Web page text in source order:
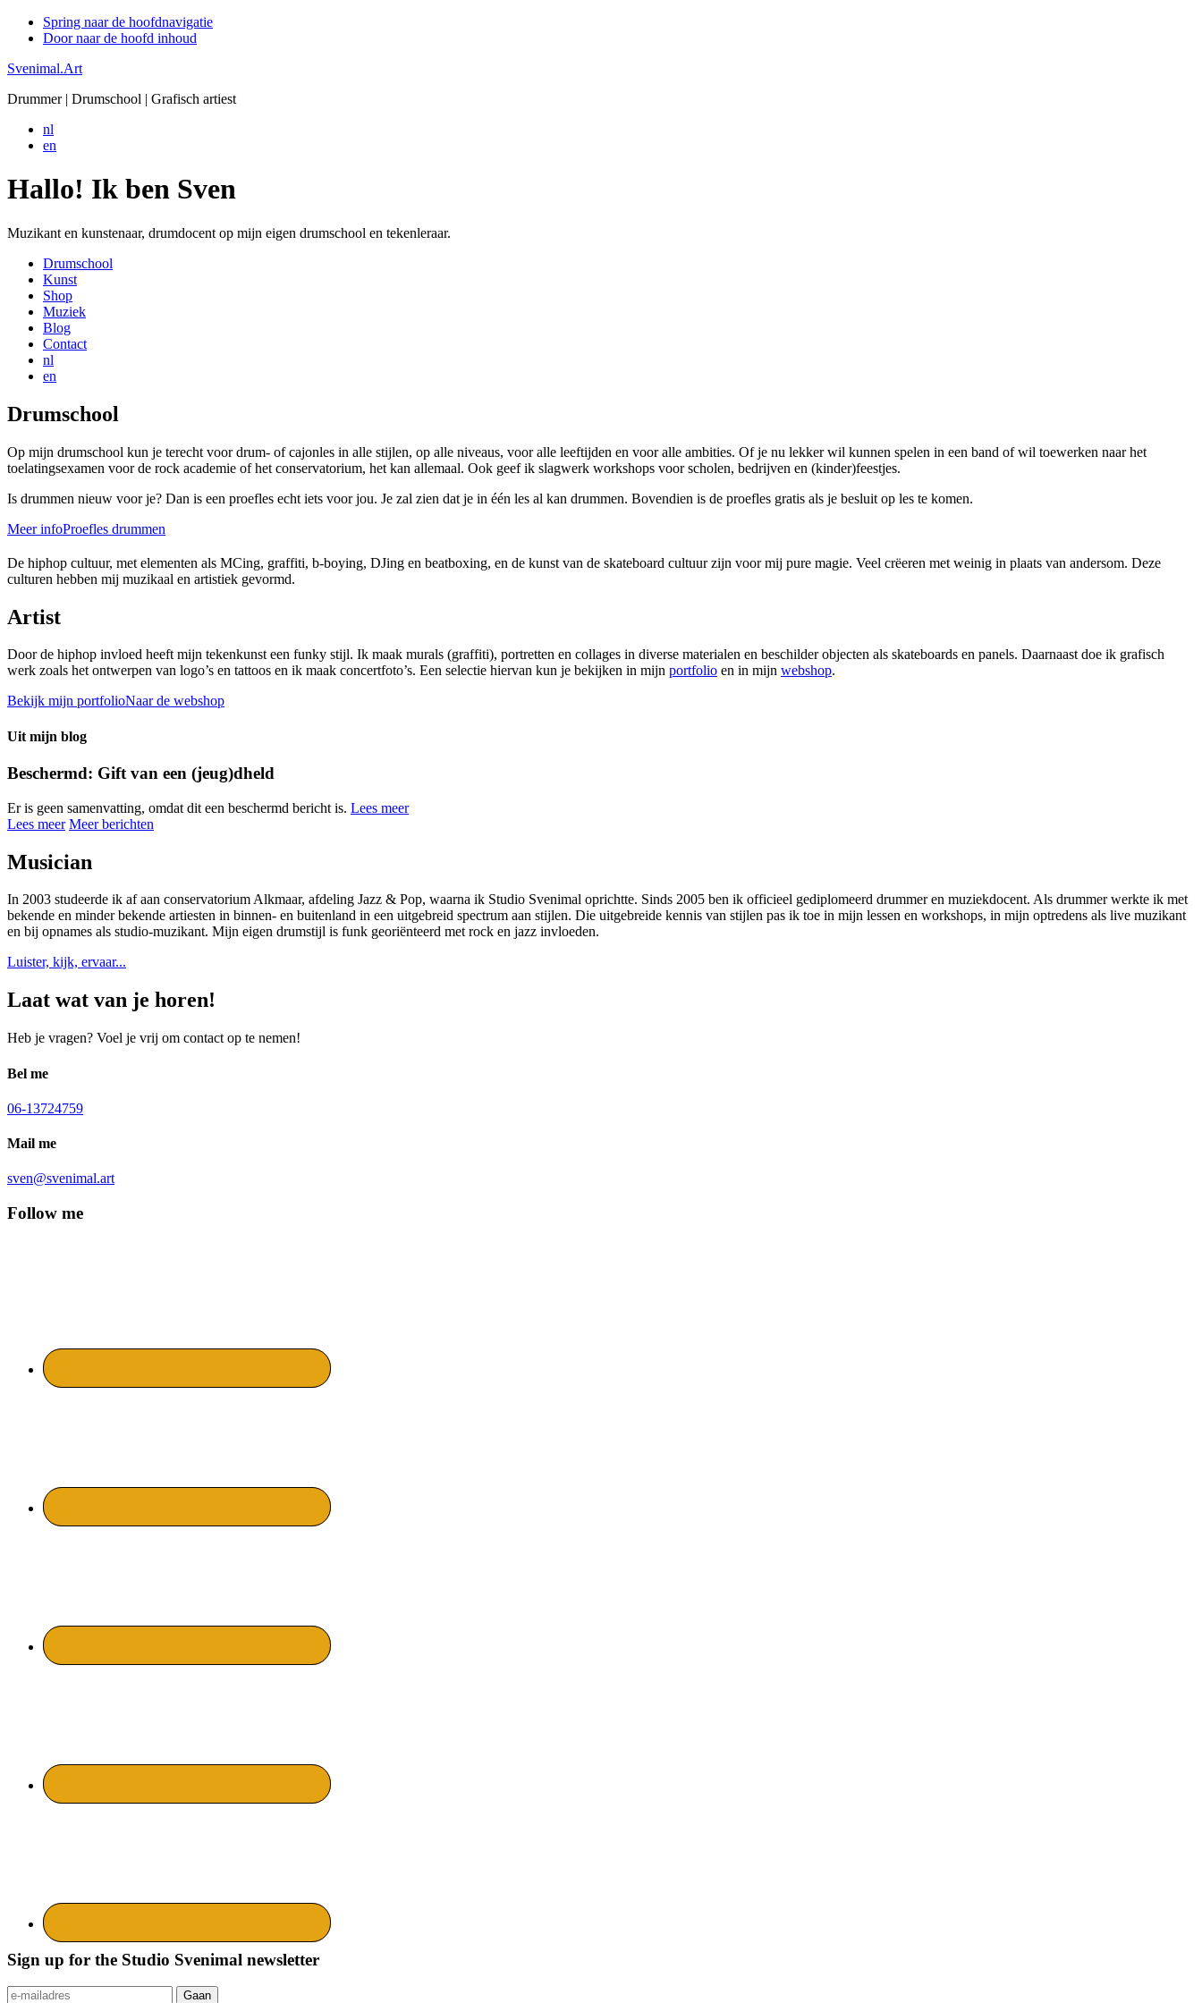
Spring naar de hoofdnavigatie
Door naar de hoofd inhoud
Svenimal.Art
Drummer | Drumschool | Grafisch artiest
nl
en
Hallo! Ik ben Sven
Muzikant en kunstenaar, drumdocent op mijn eigen drumschool en tekenleraar.
Drumschool
Kunst
Shop
Muziek
Blog
Contact
nl
en
Drumschool
Op mijn drumschool kun je terecht voor drum- of cajonles in alle stijlen, op alle niveaus, voor alle leeftijden en voor alle ambities. Of je nu lekker wil kunnen spelen in een band of wil toewerken naar het
toelatingsexamen voor de rock academie of het conservatorium, het kan allemaal. Ook geef ik slagwerk workshops voor scholen, bedrijven en (kinder)feestjes.
Is drummen nieuw voor je? Dan is een proefles echt iets voor jou. Je zal zien dat je in één les al kan drummen. Bovendien is de proefles gratis als je besluit op les te komen.
Meer infoProefles drummen
De hiphop cultuur, met elementen als MCing, graffiti, b-boying, DJing en beatboxing, en de kunst van de skateboard cultuur zijn voor mij pure magie. Veel crëeren met weinig in plaats van andersom. Deze
culturen hebben mij muzikaal en artistiek gevormd.
Artist
Door de hiphop invloed heeft mijn tekenkunst een funky stijl. Ik maak murals (graffiti), portretten en collages in diverse materialen en beschilder objecten als skateboards en panels. Daarnaast doe ik grafisch
werk zoals het ontwerpen van logo’s en tattoos en ik maak concertfoto’s. Een selectie hiervan kun je bekijken in mijn portfolio en in mijn webshop.
Bekijk mijn portfolioNaar de webshop
Uit mijn blog
Beschermd: Gift van een (jeug)dheld
Er is geen samenvatting, omdat dit een beschermd bericht is. Lees meer
Lees meer Meer berichten
Musician
In 2003 studeerde ik af aan conservatorium Alkmaar, afdeling Jazz & Pop, waarna ik Studio Svenimal oprichtte. Sinds 2005 ben ik officieel gediplomeerd drummer en muziekdocent. Als drummer werkte ik met
bekende en minder bekende artiesten in binnen- en buitenland in een uitgebreid spectrum aan stijlen. Die uitgebreide kennis van stijlen pas ik toe in mijn lessen en workshops, in mijn optredens als live muzikant
en bij opnames als studio-muzikant. Mijn eigen drumstijl is funk georiënteerd met rock en jazz invloeden.
Luister, kijk, ervaar...
Laat wat van je horen!
Heb je vragen? Voel je vrij om contact op te nemen!
Bel me
06-13724759
Mail me
sven@svenimal.art
Follow me
Sign up for the Studio Svenimal newsletter